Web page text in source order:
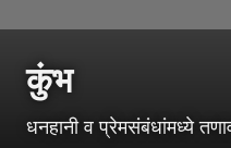
कुंभ
धनहानी व प्रेमसंबंधांमध्ये